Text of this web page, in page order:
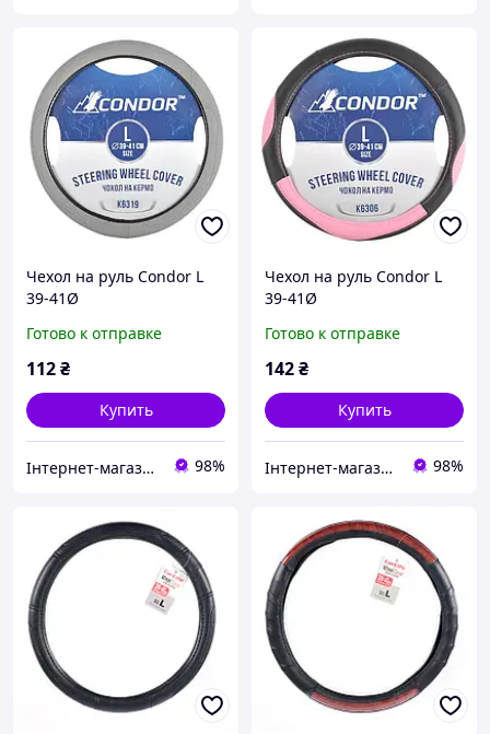
Чехол на руль Condor L
39-41Ø
Готово к отправке
112₴
Купить
Інтернет-магазин "Запчастини до авто і не тільки" 98%
Чехол на руль Condor L
39-41Ø
Готово к отправке
142₴
Купить
Інтернет-магазин "Запчастини до авто і не тільки" 98%